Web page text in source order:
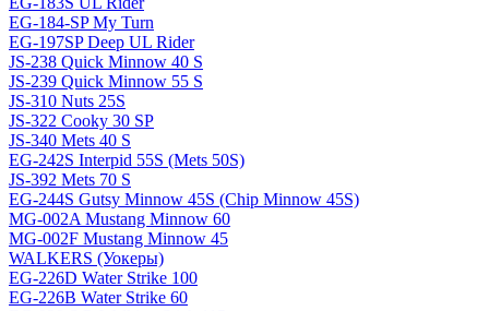
EG-184-SP My Turn
EG-197SP Deep UL Rider
JS-238 Quick Minnow 40 S
JS-239 Quick Minnow 55 S
JS-310 Nuts 25S
JS-322 Cooky 30 SP
JS-340 Mets 40 S
EG-242S Interpid 55S (Mets 50S)
JS-392 Mets 70 S
EG-244S Gutsy Minnow 45S (Chip Minnow 45S)
MG-002A Mustang Minnow 60
MG-002F Mustang Minnow 45
WALKERS (Уокеры)
EG-226D Water Strike 100
EG-226B Water Strike 60